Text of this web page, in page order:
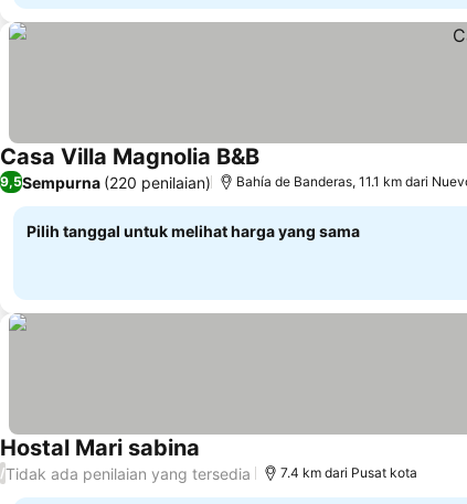
Casa Villa Magnolia B&B
9,5Sempurna (220 penilaian) Bahía de Banderas, 11.1 km dari
Pilih tanggal untuk melihat harga yang sama
Hostal Mari sabina
/Tidak ada penilaian yang tersedia 7.4 km dari Pusat kota